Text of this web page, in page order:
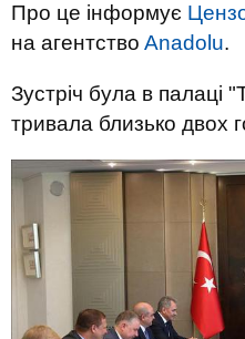
Про це інформує
на агентство Anadolu.
Зустріч була в палаці
тривала близько двох